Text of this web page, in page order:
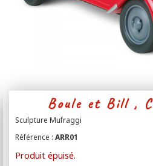
Contact
Boule et Bill ,
Sculpture Mufraggi
Référence : ARR01
Produit épuisé.